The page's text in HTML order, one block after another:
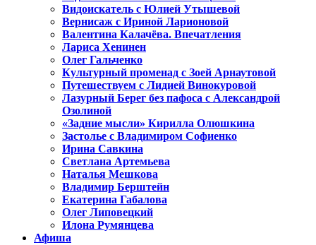
Видоискатель с Юлией Утышевой
Вернисаж с Ириной Ларионовой
Валентина Калачёва. Впечатления
Лариса Хенинен
Олег Гальченко
Культурный променад с Зоей Арнаутовой
Путешествуем с Лидией Винокуровой
Лазурный Берег без пафоса с Александрой
Озолиной
«Задние мысли» Кирилла Олюшкина
Застолье с Владимиром Софиенко
Ирина Савкина
Светлана Артемьева
Наталья Мешкова
Владимир Берштейн
Екатерина Габалова
Олег Липовецкий
Илона Румянцева
Афиша